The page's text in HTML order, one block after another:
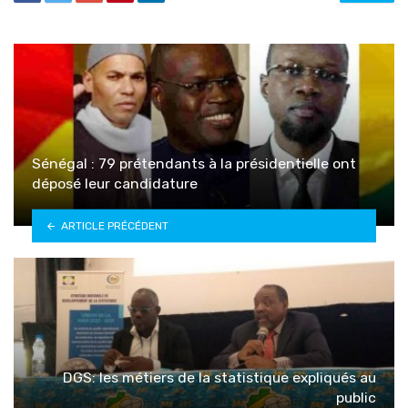
Sénégal : 79 prétendants à la présidentielle ont
déposé leur candidature
ARTICLE PRÉCÉDENT
DGS: les métiers de la statistique expliqués au
public